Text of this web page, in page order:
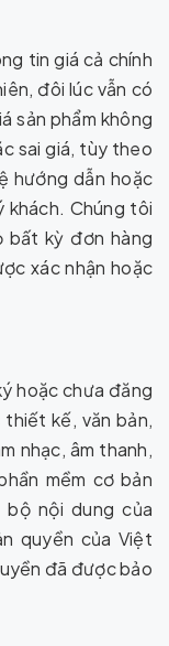
tin giá cả chính
đôi lúc vẫn có
sản phẩm không
sai giá, tùy theo
hướng dẫn hoặc
khách. Chúng tôi
bất kỳ đơn hàng
xác nhận hoặc
hoặc chưa đăng
kế, văn bản,
nhạc, âm thanh,
mềm cơ bản
nội dung của
quyền của Việt
đã được bảo